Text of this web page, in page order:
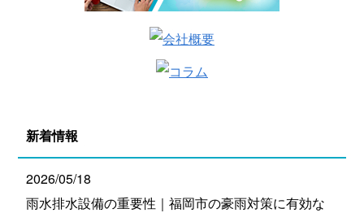
新着情報
2026/05/18
雨水排水設備の重要性｜福岡市の豪雨対策に有効な